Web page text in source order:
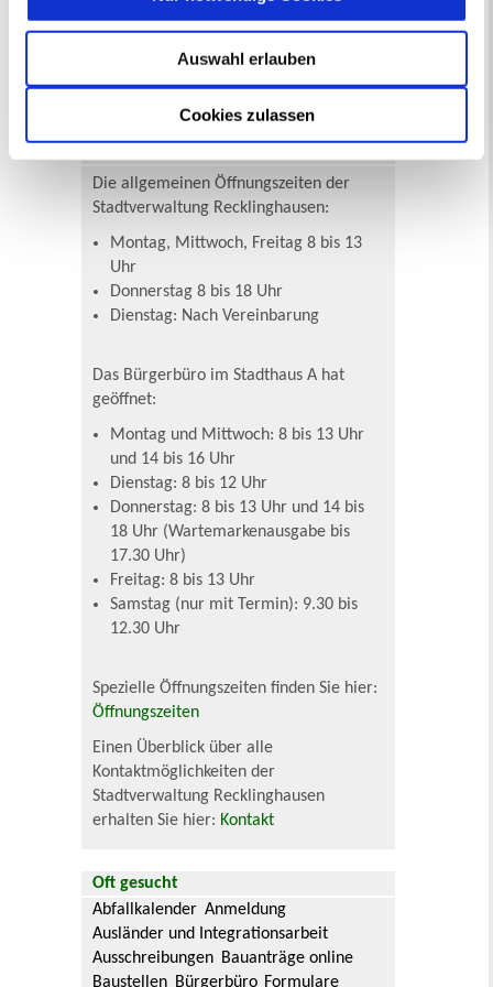
Cookies zulassen
Auswahl erlauben
verschiedene Abteilungen und
Sachgebiete, die Sie in der
nebenstehenden Verwaltungsübersicht
Öffnungszeiten & Kontakt
Die allgemeinen Öffnungszeiten der
Stadtverwaltung Recklinghausen:
Montag, Mittwoch, Freitag 8 bis 13
Uhr
Donnerstag 8 bis 18 Uhr
Dienstag: Nach Vereinbarung
Das Bürgerbüro im Stadthaus A hat
geöffnet:
Montag und Mittwoch: 8 bis 13 Uhr
und 14 bis 16 Uhr
Dienstag: 8 bis 12 Uhr
Donnerstag: 8 bis 13 Uhr und 14 bis
18 Uhr (Wartemarkenausgabe bis
17.30 Uhr)
Freitag: 8 bis 13 Uhr
Samstag (nur mit Termin): 9.30 bis
12.30 Uhr
Spezielle Öffnungszeiten finden Sie hier:
Öffnungszeiten
Einen Überblick über alle
Kontaktmöglichkeiten der
Stadtverwaltung Recklinghausen
erhalten Sie hier: Kontakt
Oft gesucht
Abfallkalender Anmeldung
Ausländer und Integrationsarbeit
Ausschreibungen Bauanträge online
Baustellen Bürgerbüro Formulare